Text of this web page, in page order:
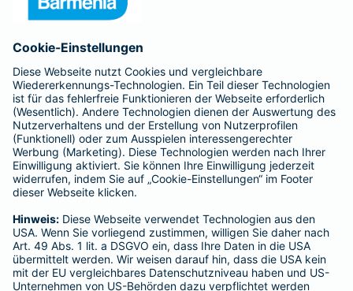
Barmenia ist Teil der BarmeniaGothaer
BELIEBTE SEITEN
Kranken-Zusatzversicherung
Tierversicherungen
Haftpflichtversicherung
Hausratversicherung
Adresse ändern
Schaden melden
Kilometerstandsmeldung
Serviceübersicht